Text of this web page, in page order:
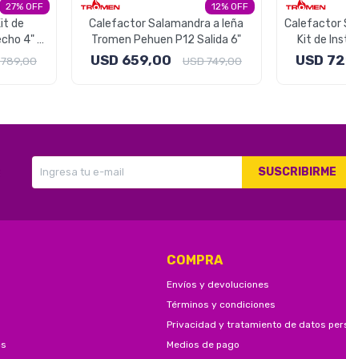
27
de
4" -
789,00
12
Calefactor Salamandra a leña
Tromen Pehuen P12 Salida 6"
USD 659,00 USD749,00
Calefactor
Kit de
USD
SUSCRIBIRME
COMPRA
Envíos y devoluciones
Términos y condiciones
Privacidad y tratamiento de datos
Medios de pago